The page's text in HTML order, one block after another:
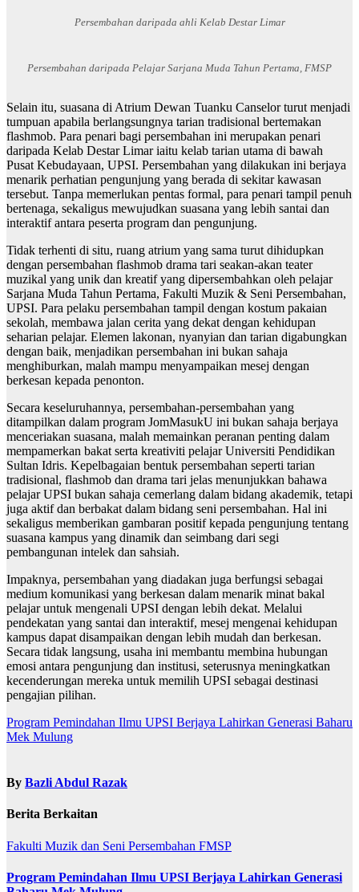
Persembahan daripada ahli Kelab Destar Limar
Persembahan daripada Pelajar Sarjana Muda Tahun Pertama, FMSP
Selain itu, suasana di Atrium Dewan Tuanku Canselor turut menjadi
tumpuan apabila berlangsungnya tarian tradisional bertemakan
flashmob. Para penari bagi persembahan ini merupakan penari
daripada Kelab Destar Limar iaitu kelab tarian utama di bawah
Pusat Kebudayaan, UPSI. Persembahan yang dilakukan ini berjaya
menarik perhatian pengunjung yang berada di sekitar kawasan
tersebut. Tanpa memerlukan pentas formal, para penari tampil penuh
bertenaga, sekaligus mewujudkan suasana yang lebih santai dan
interaktif antara peserta program dan pengunjung.
Tidak terhenti di situ, ruang atrium yang sama turut dihidupkan
dengan persembahan flashmob drama tari seakan-akan teater
muzikal yang unik dan kreatif yang dipersembahkan oleh pelajar
Sarjana Muda Tahun Pertama, Fakulti Muzik & Seni Persembahan,
UPSI. Para pelaku persembahan tampil dengan kostum pakaian
sekolah, membawa jalan cerita yang dekat dengan kehidupan
seharian pelajar. Elemen lakonan, nyanyian dan tarian digabungkan
dengan baik, menjadikan persembahan ini bukan sahaja
menghiburkan, malah mampu menyampaikan mesej dengan
berkesan kepada penonton.
Secara keseluruhannya, persembahan-persembahan yang
ditampilkan dalam program JomMasukU ini bukan sahaja berjaya
menceriakan suasana, malah memainkan peranan penting dalam
mempamerkan bakat serta kreativiti pelajar Universiti Pendidikan
Sultan Idris. Kepelbagaian bentuk persembahan seperti tarian
tradisional, flashmob dan drama tari jelas menunjukkan bahawa
pelajar UPSI bukan sahaja cemerlang dalam bidang akademik, tetapi
juga aktif dan berbakat dalam bidang seni persembahan. Hal ini
sekaligus memberikan gambaran positif kepada pengunjung tentang
suasana kampus yang dinamik dan seimbang dari segi
pembangunan intelek dan sahsiah.
Impaknya, persembahan yang diadakan juga berfungsi sebagai
medium komunikasi yang berkesan dalam menarik minat bakal
pelajar untuk mengenali UPSI dengan lebih dekat. Melalui
pendekatan yang santai dan interaktif, mesej mengenai kehidupan
kampus dapat disampaikan dengan lebih mudah dan berkesan.
Secara tidak langsung, usaha ini membantu membina hubungan
emosi antara pengunjung dan institusi, seterusnya meningkatkan
kecenderungan mereka untuk memilih UPSI sebagai destinasi
pengajian pilihan.
Navigasi
kiriman
Program Pemindahan Ilmu UPSI Berjaya Lahirkan Generasi Baharu
Mek Mulung
By Bazli Abdul Razak
Berita Berkaitan
Fakulti Muzik dan Seni Persembahan FMSP
Program Pemindahan Ilmu UPSI Berjaya Lahirkan Generasi